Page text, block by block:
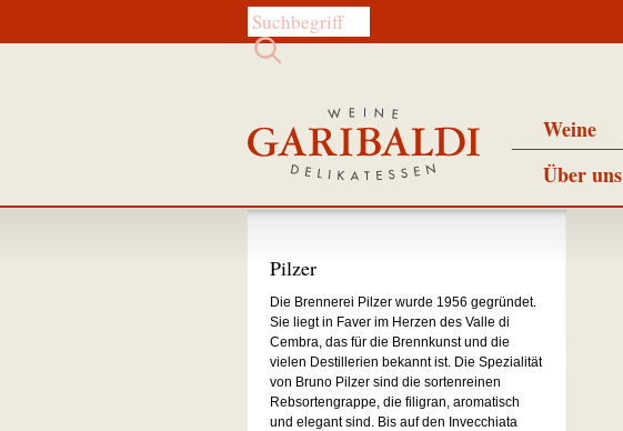
Diese Website durchsuchen:
Weine
Über uns
Pilzer
Die Brennerei Pilzer wurde 1956 gegründet.
Sie liegt in Faver im Herzen des Valle di
Cembra, das für die Brennkunst und die
vielen Destillerien bekannt ist. Die Spezialität
von Bruno Pilzer sind die sortenreinen
Rebsortengrappe, die filigran, aromatisch
und elegant sind. Bis auf den Invecchiata